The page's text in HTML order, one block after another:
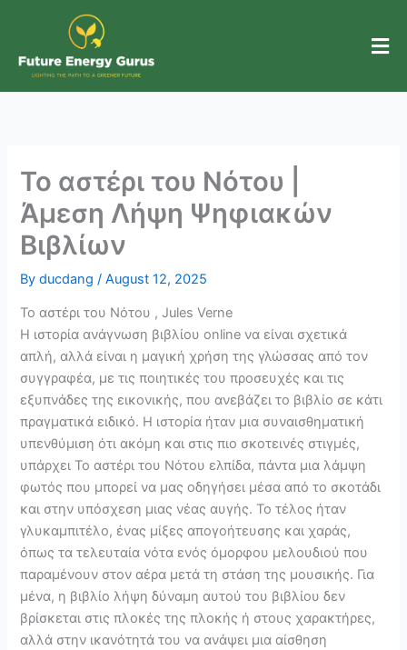
content
Το αστέρι του Νότου |
Άμεση Λήψη Ψηφιακών
Βιβλίων
Byducdang /August 12, 2025
Το αστέρι του Νότου , Jules Verne
Η ιστορία ανάγνωση βιβλίου online να είναι σχετικά
απλή, αλλά είναι η μαγική χρήση της γλώσσας από τον
συγγραφέα, με τις ποιητικές του προσευχές και τις
εξυπνάδες της εικονικής, που ανεβάζει το βιβλίο σε κάτι
πραγματικά ειδικό. Η ιστορία ήταν μια συναισθηματική
υπενθύμιση ότι ακόμη και στις πιο σκοτεινές στιγμές,
υπάρχει Το αστέρι του Νότου ελπίδα, πάντα μια λάμψη
φωτός που μπορεί να μας οδηγήσει μέσα από το σκοτάδι
και στην υπόσχεση μιας νέας αυγής. Το τέλος ήταν
γλυκαμπιτέλο, ένας μίξες απογοήτευσης και χαράς,
όπως τα τελευταία νότα ενός όμορφου μελουδιού που
παραμένουν στον αέρα μετά τη στάση της μουσικής. Για
μένα, η βιβλίο λήψη δύναμη αυτού του βιβλίου δεν
βρίσκεται στις πλοκές της πλοκής ή στους χαρακτήρες,
αλλά στην ικανότητά του να ανάψει μια αίσθηση